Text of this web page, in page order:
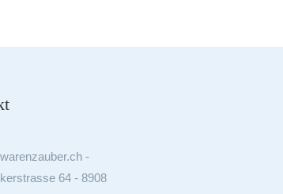
-
64 - 8908